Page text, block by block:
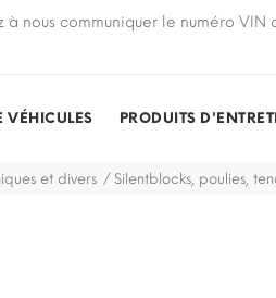
à nous communiquer le numéro
VÉHICULES PRODUITS
et divers Silentblocks, poulies,